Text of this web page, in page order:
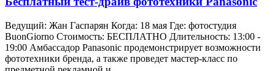
Ведущий: Жан Гаспарян Когда: 18 мая Где: фотостудия
BuonGiorno Стоимость: БЕСПЛАТНО Длительность: 13:00 -
19:00 Амбассадор Panasonic продемонстрирует возможности
фототехники бренда, а также проведет мастер-класс по